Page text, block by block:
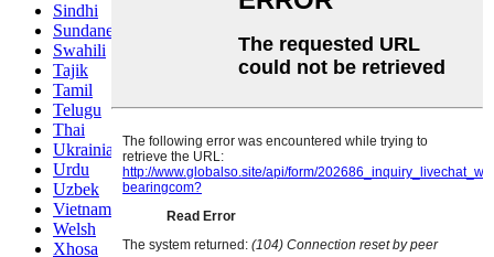
Sindhi
Sundanese
Swahili
Tajik
Tamil
Telugu
Thai
Ukrainian
Urdu
Uzbek
Vietnamese
Welsh
Xhosa